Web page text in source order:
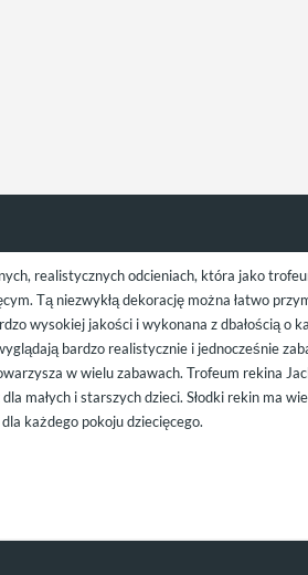
realistycznych odcieniach, która jako
Tą niezwykłą dekorację można łatwo
wysokiej jakości i wykonana z dbałością o
bardzo realistycznie i jednocześnie
w wielu zabawach. Trofeum rekina
małych i starszych dzieci. Słodki rekin ma
każdego pokoju dziecięcego.